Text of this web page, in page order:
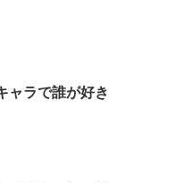
ャラで誰が好き